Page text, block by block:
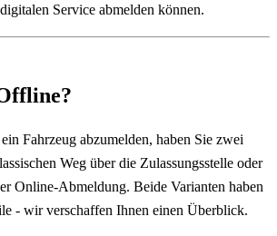
Service abmelden können.
Fahrzeug abzumelden, haben Sie zwei
Weg über die Zulassungsstelle oder
Online-Abmeldung. Beide Varianten haben
- wir verschaffen Ihnen einen Überblick.